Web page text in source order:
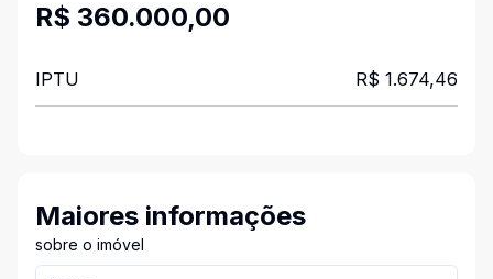
R$ 360.000,00
IPTU R$ 1.674,46
Maiores informações
sobre o imóvel